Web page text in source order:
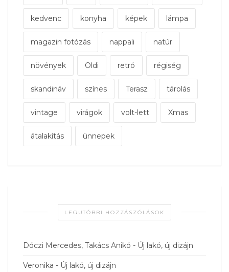
kedvenc konyha képek lámpa
magazin fotózás nappali natúr
növények Oldi retró régiség
skandináv színes Terasz tárolás
vintage virágok volt-lett Xmas
átalakítás ünnepek
LEGUTÓBBI HOZZÁSZÓLÁSOK
Dóczi Mercedes, Takács Anikó - Új lakó, új dizájn
Veronika - Új lakó, új dizájn